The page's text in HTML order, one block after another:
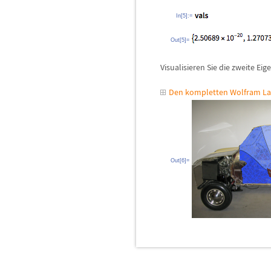
In[5]:=
Out[5]=
Visualisieren Sie die zweite
Den kompletten Wolfram
Out[6]=